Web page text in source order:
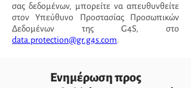
σας δεδομένων, μπορείτε να απευθυνθείτε
στον Υπεύθυνο Προστασίας Προσωπικών
Δεδομένων της G4S, στο
data.protection@gr.g4s.com.
Ενημέρωση προς